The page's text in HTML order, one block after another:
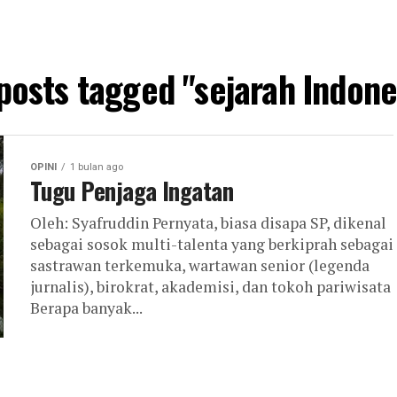
tagged "sejarah
OPINI 1 bulan ago
Tugu Penjaga Ingatan
Oleh: Syafruddin Pernyata, biasa disapa SP, dikenal
sebagai sosok multi-talenta yang berkiprah sebagai
sastrawan terkemuka, wartawan senior (legenda
jurnalis), birokrat, akademisi, dan tokoh pariwisata
Berapa banyak...